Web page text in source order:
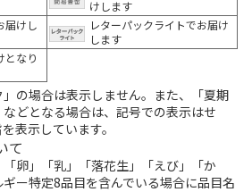
けします
届けし
レターパックライトでお届け
します
となり
の場合は表示しません。また、「夏期
どとなる場合は、記号での表示はせ
表示しています。
て
卵」「乳」「落花生」「えび」「か
ー特定8品目を含んでいる場合に品目名